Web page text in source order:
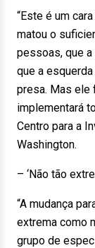
“Este é um
matou o
pessoas, que
que a
presa. Mas ele
implementará
Centro para a
Washington.
– ‘Não tão
“A mudança
extrema como
grupo de